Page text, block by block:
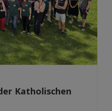
Katholischen